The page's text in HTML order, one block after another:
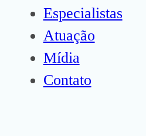
Especialistas
Atuação
Mídia
Contato